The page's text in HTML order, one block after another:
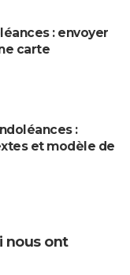
: envoyer
carte
:
et modèle de
nous ont